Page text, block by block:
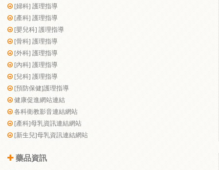
[婦科] 護理指導
[產科] 護理指導
[嬰兒科] 護理指導
[骨科] 護理指導
[外科] 護理指導
[內科] 護理指導
[兒科] 護理指導
[預防保健]護理指導
健康促進網站連結
各科衛教影音連結網站
[產科]母乳資訊連結網站
[新生兒]母乳資訊連結網站
藥品資訊